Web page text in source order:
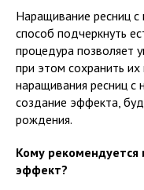
Наращивание ресниц
способ подчеркнуть
процедура позволяет
при этом сохранить
наращивания ресниц с
создание эффекта,
рождения.
Кому рекомендуется
эффект?